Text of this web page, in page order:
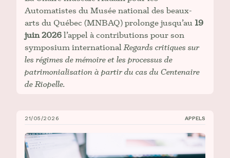
Automatistes du Musée national des beaux-
arts du Québec (MNBAQ) prolonge jusqu’au 19
juin 2026 l’appel à contributions pour son
symposium internationalRegards critiques sur
les régimes de mémoire et les processus de
patrimonialisation à partir du cas du Centenaire
de Riopelle.
Appel à contributions : Congrès 2026 de l’AAUC
21/05/2026 APPELS